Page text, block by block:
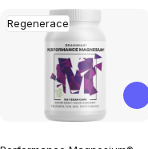
Regenerace